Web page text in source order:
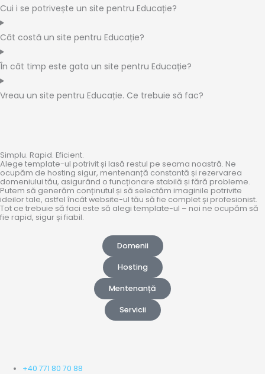
Cui i se potrivește un site pentru Educație?
Cât costă un site pentru Educație?
În cât timp este gata un site pentru Educație?
Vreau un site pentru Educație. Ce trebuie să fac?
Simplu. Rapid. Eficient.
Alege template-ul potrivit și lasă restul pe seama noastră. Ne
ocupăm de hosting sigur, mentenanță constantă și rezervarea
domeniului tău, asigurând o funcționare stabilă și fără probleme.
Putem să generăm conținutul și să selectăm imaginile potrivite
ideilor tale, astfel încât website-ul tău să fie complet și profesionist.
Tot ce trebuie să faci este să alegi template-ul – noi ne ocupăm să
fie rapid, sigur și fiabil.
Domenii
Hosting
Mentenanță
Servicii
+40 771 80 70 88